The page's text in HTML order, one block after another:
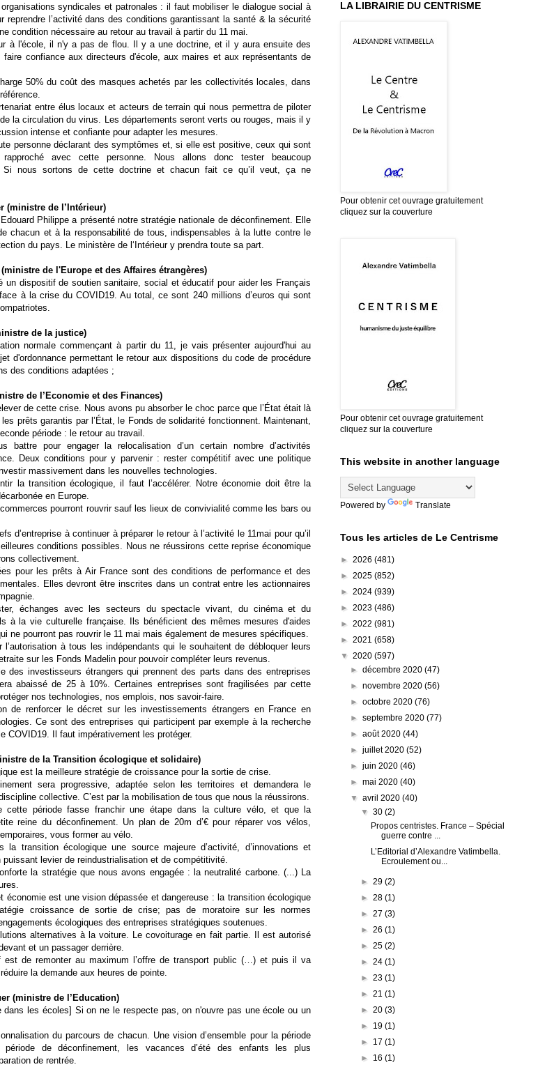
syndicales et patronales : il faut mobiliser le dialogue social à
reprendre l’activité dans des conditions garantissant la santé & la sécurité
condition nécessaire au retour au travail à partir du 11 mai.
à l'école, il n'y a pas de flou. Il y a une doctrine, et il y aura ensuite des
confiance aux directeurs d'école, aux maires et aux représentants de
50% du coût des masques achetés par les collectivités locales, dans
entre élus locaux et acteurs de terrain qui nous permettra de piloter
la circulation du virus. Les départements seront verts ou rouges, mais il y
intense et confiante pour adapter les mesures.
personne déclarant des symptômes et, si elle est positive, ceux qui sont
avec cette personne. Nous allons donc tester beaucoup
Si nous sortons de cette doctrine et chacun fait ce qu’il veut, ça ne
(ministre de l’Intérieur)
Edouard Philippea présenté notre stratégie nationale de déconfinement. Elle
chacun et à la responsabilité de tous, indispensables à la lutte contre le
du pays. Le ministère de l‘Intérieur y prendra toute sa part.
de l'Europe et des Affaires étrangères)
un dispositif de soutien sanitaire, social et éducatif pour aider les Français
à la crise du COVID19. Au total, ce sont 240 millions d’euros qui sont
de la justice)
normale commençant à partir du 11, je vais présenter aujourd'hui au
d'ordonnance permettant le retour aux dispositions du code de procédure
des conditions adaptées ;
de l’Economie et des Finances)
de cette crise. Nous avons pu absorber le choc parce que l’État était là
prêts garantis par l’État, le Fonds de solidarité fonctionnent. Maintenant,
période : le retour au travail.
battre pour engager la relocalisation d’un certain nombre d’activités
Deux conditions pour y parvenir : rester compétitif avec une politique
massivement dans les nouvelles technologies.
la transition écologique, il faut l’accélérer. Notre économie doit être la
en Europe.
pourront rouvrir sauf les lieux de convivialité comme les bars ou
d’entreprise à continuer à préparer le retour à l’activité le 11mai pour qu’il
conditions possibles. Nous ne réussirons cette reprise économique
collectivement.
pour les prêts à Air France sont des conditions de performance et des
Elles devront être inscrites dans un contrat entre les actionnaires
, échanges avec les secteurs du spectacle vivant, du cinéma et du
à la vie culturelle française. Ils bénéficient des mêmes mesures d'aides
ne pourront pas rouvrir le 11 mai mais également de mesures spécifiques.
l’autorisation à tous les indépendants qui le souhaitent de débloquer leurs
sur les Fonds Madelin pour pouvoir compléter leurs revenus.
des investisseurs étrangers qui prennent des parts dans des entreprises
abaissé de 25 à 10%. Certaines entreprises sont fragilisées par cette
nos technologies, nos emplois, nos savoir-faire.
de renforcer le décret sur les investissements étrangers en France en
Ce sont des entreprises qui participent par exemple à la recherche
COVID19. Il faut impérativement les protéger.
de la Transition écologique et solidaire)
est la meilleure stratégie de croissance pour la sortie de crise.
sera progressive, adaptée selon les territoires et demandera le
collective. C’est par la mobilisation de tous que nous la réussirons.
cette période fasse franchir une étape dans la culture vélo, et que la
reine du déconfinement. Un plan de 20m d’€ pour réparer vos vélos,
vous former au vélo.
la transitionécologique une source majeure d’activité, d’innovations et
puissant levier de reindustrialisation et de compétitivité.
la stratégie que nous avons engagée : la neutralité carbone. (...) La
économieest une vision dépassée et dangereuse : la transition écologique
croissance de sortie de crise; pas de moratoire sur les normes
écologiques des entreprises stratégiques soutenues.
alternatives à la voiture. Lecovoiturage en fait partie. Il est autorisé
et un passager derrière.
est de remonter au maximum l’offre de transport public (…) et puis il va
la demande aux heures de pointe.
(ministre de l’Education)
dans les écoles] Si on ne le respecte pas, on n'ouvre pas une école ou un
du parcours de chacun. Une vision d’ensemble pour la période
de déconfinement, les vacances d’été des enfants les plus
de rentrée.
LA LIBRAIRIE DU CENTRISME
Pour obtenir cet ouvrage gratuitement
cliquez sur la couverture
Pour obtenir cet ouvrage gratuitement
cliquez sur la couverture
This website in another language
Powered by Translate
Tous les articles de Le Centrisme
► 2026 (481)
► 2025 (852)
► 2024 (939)
► 2023 (486)
► 2022 (981)
► 2021 (658)
▼ 2020 (597)
►décembre 2020(47)
►novembre 2020(56)
►octobre 2020(76)
►septembre 2020(77)
►août 2020(44)
►juillet 2020(52)
►juin 2020(46)
►mai 2020(40)
▼avril 2020(40)
▼ 30 (2)
Propos centristes. France – Spécial
guerre contre ...
L’Editorial d’Alexandre Vatimbella.
Ecroulement ou...
► 29 (2)
► 28 (1)
► 27 (3)
► 26 (1)
► 25 (2)
► 24 (1)
► 23 (1)
► 21 (1)
► 20 (3)
► 19 (1)
► 17 (1)
► 16 (1)